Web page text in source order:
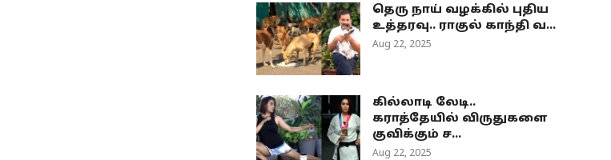
தெரு நாய் வழக்கில் புதிய
உத்தரவு.. ராகுல் காந்தி வ...
Aug 22, 2025
கில்லாடி லேடி..
கராத்தேயில் விருதுகளை
குவிக்கும் ச...
Aug 22, 2025